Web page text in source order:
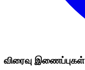
விரைவு இணைப்புகள்